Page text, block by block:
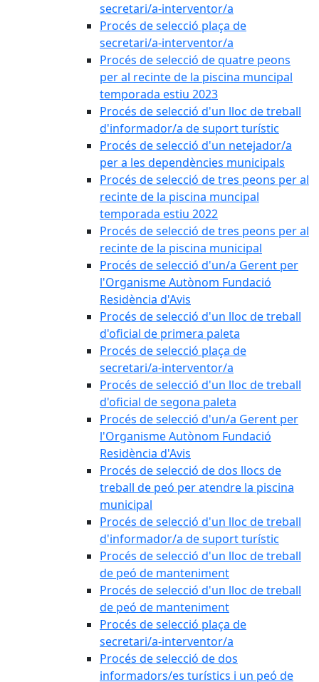
secretari/a-interventor/a
Procés de selecció plaça de
secretari/a-interventor/a
Procés de selecció de quatre peons
per al recinte de la piscina muncipal
temporada estiu 2023
Procés de selecció d'un lloc de treball
d'informador/a de suport turístic
Procés de selecció d'un netejador/a
per a les dependències municipals
Procés de selecció de tres peons per al
recinte de la piscina muncipal
temporada estiu 2022
Procés de selecció de tres peons per al
recinte de la piscina municipal
Procés de selecció d'un/a Gerent per
l'Organisme Autònom Fundació
Residència d'Avis
Procés de selecció d'un lloc de treball
d'oficial de primera paleta
Procés de selecció plaça de
secretari/a-interventor/a
Procés de selecció d'un lloc de treball
d'oficial de segona paleta
Procés de selecció d'un/a Gerent per
l'Organisme Autònom Fundació
Residència d'Avis
Procés de selecció de dos llocs de
treball de peó per atendre la piscina
municipal
Procés de selecció d'un lloc de treball
d'informador/a de suport turístic
Procés de selecció d'un lloc de treball
de peó de manteniment
Procés de selecció d'un lloc de treball
de peó de manteniment
Procés de selecció plaça de
secretari/a-interventor/a
Procés de selecció de dos
informadors/es turístics i un peó de